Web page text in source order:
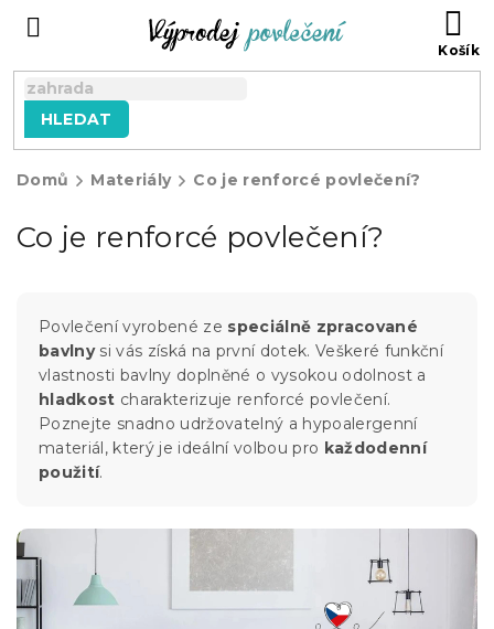
HLEDAT
Domů Materiály Co je renforcé povlečení?
Co je renforcé povlečení?
Povlečení vyrobené ze speciálně zpracované
bavlnysi vás získá na první dotek. Veškeré funkční
vlastnosti bavlny doplněné o vysokou odolnost a
hladkost charakterizuje renforcé povlečení.
Poznejte snadno udržovatelný a hypoalergenní
materiál, který je ideální volbou pro každodenní
použití.